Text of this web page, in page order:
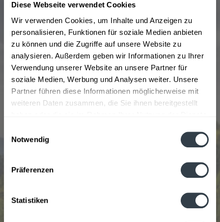
Diese Webseite verwendet Cookies
Wir verwenden Cookies, um Inhalte und Anzeigen zu
personalisieren, Funktionen für soziale Medien anbieten
zu können und die Zugriffe auf unsere Website zu
analysieren. Außerdem geben wir Informationen zu Ihrer
Verwendung unserer Website an unsere Partner für
soziale Medien, Werbung und Analysen weiter. Unsere
Partner führen diese Informationen möglicherweise mit
weiteren Daten zusammen, die Sie ihnen bereitgestellt
Notwendig
Präferenzen
Statistiken
Georg Apfelbacher Geschäftsführer.
Das Sortiment wurde im Laufe der Jahre immer größer
und erstreckt sich mittlerweile auf zahlreiche
traditionelle Rot-und Weißweine sowie Sekt. Die
begehrtesten Sorten sind hierbei der Apfelbacher
Müller-Thurgau, der Rotling feinfruchtig, der
Apfelbacher Domina, der Apfelbacher Secco Weiß, der
Apfelbacher Secco Rosé und der Apfelbacher Riesling.
Sehr gerne senden wir Ihnen Produkte von Weingut
Apfelbacher zu, wenn Sie über unseren Online-Shop
bestellen.